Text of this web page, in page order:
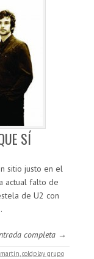
SÍ
sitio justo en el
actual falto de
de U2 con
completa →
,coldplay grupo